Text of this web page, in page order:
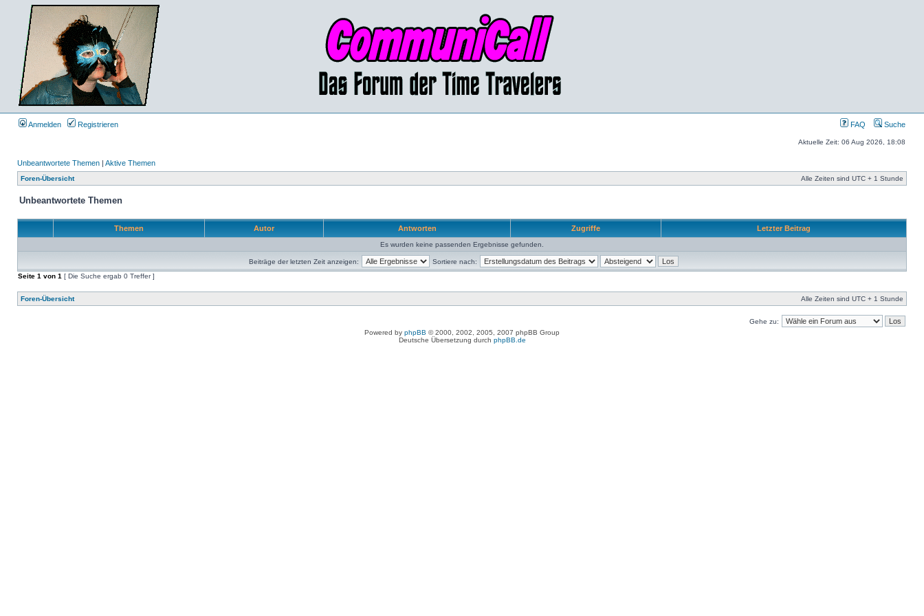
Anmelden Registrieren FAQ Suche
Aktuelle Zeit: 06 Aug 2026, 18:08
Unbeantwortete Themen | Aktive Themen
Foren-Übersicht Alle Zeiten sind UTC + 1 Stunde
Unbeantwortete Themen
Themen Autor Antworten Zugriffe Letzter Beitrag
Es wurden keine passenden Ergebnisse gefunden.
Beiträge der letzten Zeit anzeigen:
Sortiere nach:
Seite 1 von 1 [ Die Suche ergab 0 Treffer ]
Foren-Übersicht Alle Zeiten sind UTC + 1 Stunde
Gehe zu:
Powered by phpBB © 2000, 2002, 2005, 2007 phpBB Group
Deutsche Übersetzung durch phpBB.de